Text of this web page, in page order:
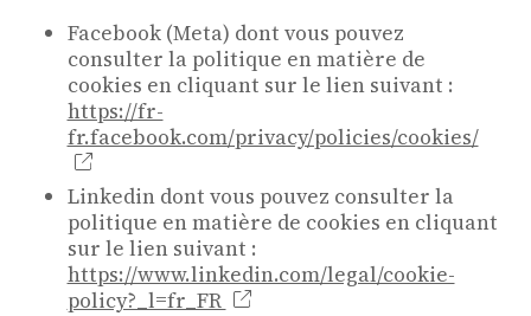
Facebook (Meta) dont vous pouvez
consulter la politique en matière de
cookies en cliquant sur le lien suivant :
https://fr-
fr.facebook.com/privacy/policies/cookies/
Linkedin dont vous pouvez consulter la
politique en matière de cookies en cliquant
sur le lien suivant :
https://www.linkedin.com/legal/cookie-
policy?_l=fr_FR